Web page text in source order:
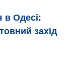
в Одесі:
захід